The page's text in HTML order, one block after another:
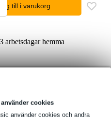
cookies
använder cookies och andra
lägg till i varukorg
arbetsdagar hemma
fler andra exklusiva